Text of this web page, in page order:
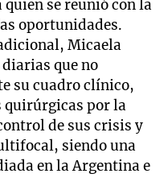
se reunió con la
oportunidades.
Micaela
que no
su cuadro clínico,
quirúrgicas por la
de sus crisis y
siendo una
en la Argentina e